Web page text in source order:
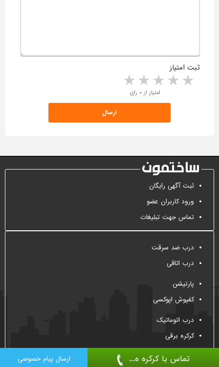
تماس با کرکره ه... ارسال پیام خصوصی
ثبت امتیاز
4 stars 3 stars 2 stars 1 star امتیاز از ۰ رای
ثبت آگهی رایگان
ورود کاربران عضو
تماس جهت تبلیغات
درب ضد سرقت
درب اتاقی
پارتیشن
کفپوش اپوکسی
درب اتوماتیک
کرکره برقی
All Right Reserved, 2009-2026 Sakhtemoon.com